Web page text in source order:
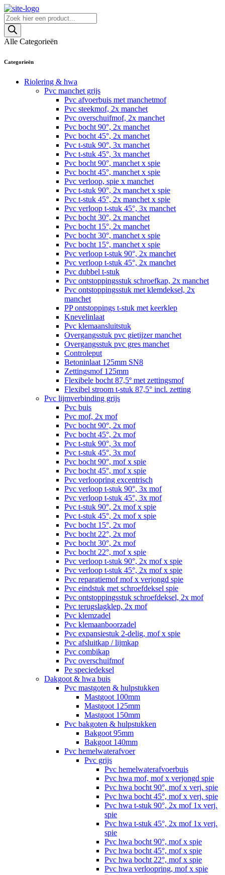
Skip
to
content
Producten
zoeken
Alle Categorieën
Categorieën
Riolering & hwa
Pvc manchet grijs
Pvc afvoerbuis met manchetmof
Pvc steekmof, 2x manchet
Pvc overschuifmof, 2x manchet
Pvc bocht 90°, 2x manchet
Pvc bocht 45°, 2x manchet
Pvc t-stuk 90°, 3x manchet
Pvc t-stuk 45°, 3x manchet
Pvc bocht 90°, manchet x spie
Pvc bocht 45°, manchet x spie
Pvc verloop, spie x manchet
Pvc t-stuk 90°, 2x manchet x spie
Pvc t-stuk 45°, 2x manchet x spie
Pvc verloop t-stuk 45°, 3x manchet
Pvc bocht 30°, 2x manchet
Pvc bocht 15°, 2x manchet
Pvc bocht 30°, manchet x spie
Pvc bocht 15°, manchet x spie
Pvc verloop t-stuk 90°, 2x manchet
Pvc verloop t-stuk 45°, 2x manchet
Pvc dubbel t-stuk
Pvc ontstoppingsstuk schroefkap, 2x manchet
Pvc ontstoppingsstuk met klemdeksel, 2x
manchet
PP ontstoppings t-stuk met keerklep
Knevelinlaat
Pvc klemaansluitstuk
Overgangsstuk pvc gietijzer manchet
Overgangsstuk pvc gres manchet
Controleput
Betoninlaat 125mm SN8
Zettingsmof 125mm
Flexibele bocht 87,5º met zettingsmof
Flexibel stroom t-stuk 87,5° incl. zetting
Pvc lijmverbinding grijs
Pvc buis
Pvc mof, 2x mof
Pvc bocht 90°, 2x mof
Pvc bocht 45°, 2x mof
Pvc t-stuk 90°, 3x mof
Pvc t-stuk 45°, 3x mof
Pvc bocht 90°, mof x spie
Pvc bocht 45°, mof x spie
Pvc verloopring excentrisch
Pvc verloop t-stuk 90°, 3x mof
Pvc verloop t-stuk 45°, 3x mof
Pvc t-stuk 90°, 2x mof x spie
Pvc t-stuk 45°, 2x mof x spie
Pvc bocht 15°, 2x mof
Pvc bocht 22°, 2x mof
Pvc bocht 30°, 2x mof
Pvc bocht 22°, mof x spie
Pvc verloop t-stuk 90°, 2x mof x spie
Pvc verloop t-stuk 45°, 2x mof x spie
Pvc reparatiemof mof x verjongd spie
Pvc eindstuk met schroefdeksel spie
Pvc ontstoppingsstuk schroefdeksel, 2x mof
Pvc terugslagklep, 2x mof
Pvc klemzadel
Pvc klemaanboorzadel
Pvc expansiestuk 2-delig, mof x spie
Pvc afsluitkap / lijmkap
Pvc combikap
Pvc overschuifmof
Pe speciedeksel
Dakgoot & hwa buis
Pvc mastgoten & hulpstukken
Mastgoot 100mm
Mastgoot 125mm
Mastgoot 150mm
Pvc bakgoten & hulpstukken
Bakgoot 95mm
Bakgoot 140mm
Pvc hemelwaterafvoer
Pvc grijs
Pvc hemelwaterafvoerbuis
Pvc hwa mof, mof x verjongd spie
Pvc hwa bocht 90°, mof x verj. spie
Pvc hwa bocht 45°, mof x verj. spie
Pvc hwa t-stuk 90°, 2x mof 1x verj.
spie
Pvc hwa t-stuk 45°, 2x mof 1x verj.
spie
Pvc hwa bocht 90°, mof x spie
Pvc hwa bocht 45°, mof x spie
Pvc hwa bocht 22°, mof x spie
Pvc hwa verloopring, mof x spie